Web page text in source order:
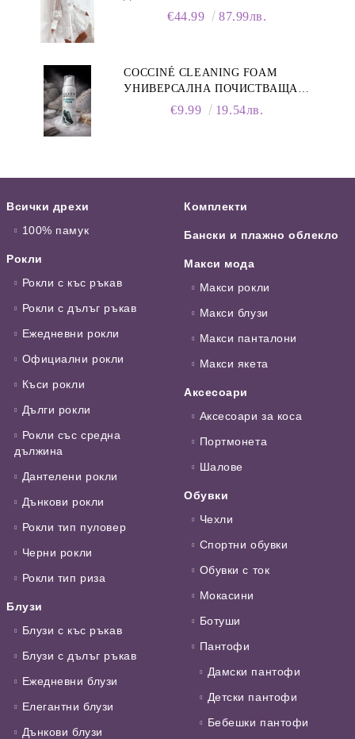
€44.99 87.99лв.
COCCINÉ CLEANING FOAM
УНИВЕРСАЛНА ПОЧИСТВАЩА
ПЯНА ЗА ОБУВКИ, 150 МЛ
€9.99 19.54лв.
Всички дрехи
100% памук
Рокли
Рокли с къс ръкав
Рокли с дълъг ръкав
Ежедневни рокли
Официални рокли
Къси рокли
Дълги рокли
Рокли със средна
дължина
Дантелени рокли
Дънкови рокли
Рокли тип пуловер
Черни рокли
Рокли тип риза
Блузи
Блузи с къс ръкав
Блузи с дълъг ръкав
Ежедневни блузи
Елегантни блузи
Дънкови блузи
Комплекти
Бански и плажно облекло
Макси мода
Макси рокли
Макси блузи
Макси панталони
Макси якета
Аксесоари
Аксесоари за коса
Портмонета
Шалове
Обувки
Чехли
Спортни обувки
Обувки с ток
Мокасини
Ботуши
Пантофи
Дамски пантофи
Детски пантофи
Бебешки пантофи